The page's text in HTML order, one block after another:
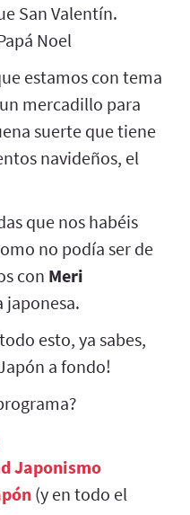
San Valentín.
Noel
estamos con tema
mercadillo para
suerte que tiene
navideños, el
que nos habéis
no podía ser de
con Meri
japonesa.
esto, ya sabes,
a fondo!
Japonismo
(y en todo el